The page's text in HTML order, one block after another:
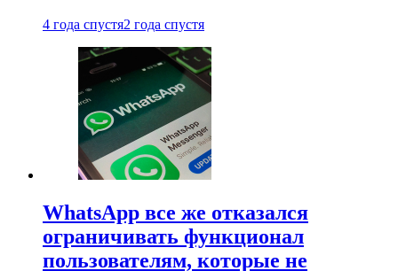
4 года спустя2 года спустя
WhatsApp все же отказался
ограничивать функционал
пользователям, которые не